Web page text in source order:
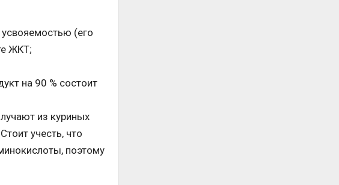
(его
ЖКТ;
на 90 % состоит
из куриных
учесть, что
поэтому